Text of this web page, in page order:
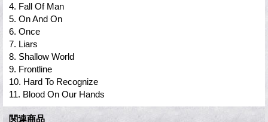
4. Fall Of Man
5. On And On
6. Once
7. Liars
8. Shallow World
9. Frontline
10. Hard To Recognize
11. Blood On Our Hands
関連商品